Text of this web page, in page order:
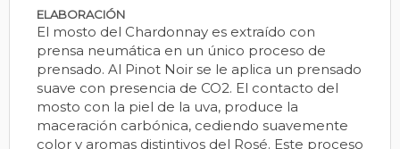
ELABORACIÓN
El mosto del Chardonnay es extraído con
prensa neumática en un único proceso de
prensado. Al Pinot Noir se le aplica un prensado
suave con presencia de CO2. El contacto del
mosto con la piel de la uva, produce la
maceración carbónica, cediendo suavemente
color y aromas distintivos del Rosé. Este proceso